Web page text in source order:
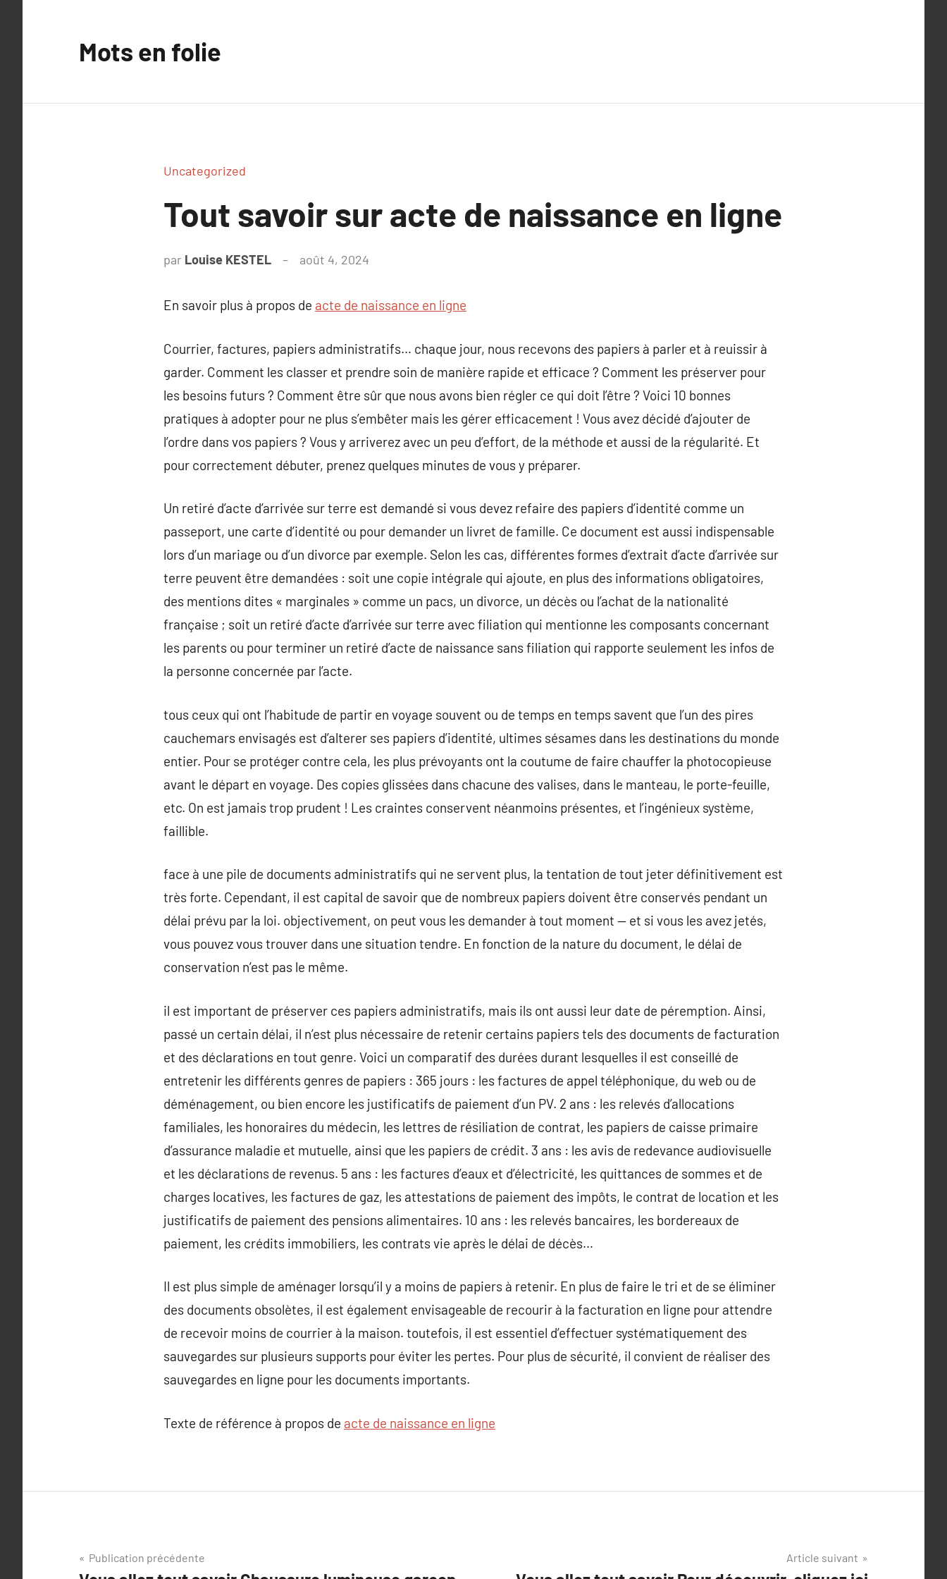
Mots en folie
Uncategorized
Tout savoir sur acte de naissance en ligne
par Louise KESTEL août 4, 2024
En savoir plus à propos de acte de naissance en ligne
Courrier, factures, papiers administratifs… chaque jour, nous recevons des papiers à parler et à reuissir à
garder. Comment les classer et prendre soin de manière rapide et efficace ? Comment les préserver pour
les besoins futurs ? Comment être sûr que nous avons bien régler ce qui doit l’être ? Voici 10 bonnes
pratiques à adopter pour ne plus s’embêter mais les gérer efficacement ! Vous avez décidé d’ajouter de
l’ordre dans vos papiers ? Vous y arriverez avec un peu d’effort, de la méthode et aussi de la régularité. Et
pour correctement débuter, prenez quelques minutes de vous y préparer.
Un retiré d’acte d’arrivée sur terre est demandé si vous devez refaire des papiers d’identité comme un
passeport, une carte d’identité ou pour demander un livret de famille. Ce document est aussi indispensable
lors d’un mariage ou d’un divorce par exemple. Selon les cas, différentes formes d’extrait d’acte d’arrivée sur
terre peuvent être demandées : soit une copie intégrale qui ajoute, en plus des informations obligatoires,
des mentions dites « marginales » comme un pacs, un divorce, un décès ou l’achat de la nationalité
française ; soit un retiré d’acte d’arrivée sur terre avec filiation qui mentionne les composants concernant
les parents ou pour terminer un retiré d’acte de naissance sans filiation qui rapporte seulement les infos de
la personne concernée par l’acte.
tous ceux qui ont l’habitude de partir en voyage souvent ou de temps en temps savent que l’un des pires
cauchemars envisagés est d’alterer ses papiers d’identité, ultimes sésames dans les destinations du monde
entier. Pour se protéger contre cela, les plus prévoyants ont la coutume de faire chauffer la photocopieuse
avant le départ en voyage. Des copies glissées dans chacune des valises, dans le manteau, le porte-feuille,
etc. On est jamais trop prudent ! Les craintes conservent néanmoins présentes, et l’ingénieux système,
faillible.
face à une pile de documents administratifs qui ne servent plus, la tentation de tout jeter définitivement est
très forte. Cependant, il est capital de savoir que de nombreux papiers doivent être conservés pendant un
délai prévu par la loi. objectivement, on peut vous les demander à tout moment — et si vous les avez jetés,
vous pouvez vous trouver dans une situation tendre. En fonction de la nature du document, le délai de
conservation n’est pas le même.
il est important de préserver ces papiers administratifs, mais ils ont aussi leur date de péremption. Ainsi,
passé un certain délai, il n’est plus nécessaire de retenir certains papiers tels des documents de facturation
et des déclarations en tout genre. Voici un comparatif des durées durant lesquelles il est conseillé de
entretenir les différents genres de papiers : 365 jours : les factures de appel téléphonique, du web ou de
déménagement, ou bien encore les justificatifs de paiement d’un PV. 2 ans : les relevés d’allocations
familiales, les honoraires du médecin, les lettres de résiliation de contrat, les papiers de caisse primaire
d’assurance maladie et mutuelle, ainsi que les papiers de crédit. 3 ans : les avis de redevance audiovisuelle
et les déclarations de revenus. 5 ans : les factures d’eaux et d’électricité, les quittances de sommes et de
charges locatives, les factures de gaz, les attestations de paiement des impôts, le contrat de location et les
justificatifs de paiement des pensions alimentaires. 10 ans : les relevés bancaires, les bordereaux de
paiement, les crédits immobiliers, les contrats vie après le délai de décès…
Il est plus simple de aménager lorsqu’il y a moins de papiers à retenir. En plus de faire le tri et de se éliminer
des documents obsolètes, il est également envisageable de recourir à la facturation en ligne pour attendre
de recevoir moins de courrier à la maison. toutefois, il est essentiel d’effectuer systématiquement des
sauvegardes sur plusieurs supports pour éviter les pertes. Pour plus de sécurité, il convient de réaliser des
sauvegardes en ligne pour les documents importants.
Texte de référence à propos de acte de naissance en ligne
Navigation
Publication précédente Article suivant